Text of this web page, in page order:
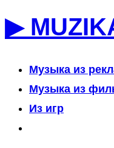
к▶
Музыка из
Музыка из
Из игр